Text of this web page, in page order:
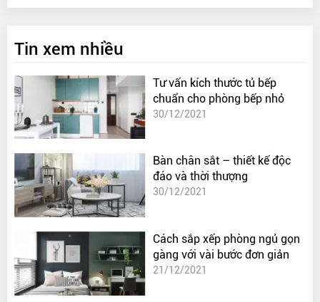
Tin xem nhiều
Tư vấn kích thước tủ bếp
chuẩn cho phòng bếp nhỏ
30/12/2021
Bàn chân sắt – thiết kế độc
đáo và thời thượng
30/12/2021
Cách sắp xếp phòng ngủ gọn
gàng với vài bước đơn giản
21/12/2021